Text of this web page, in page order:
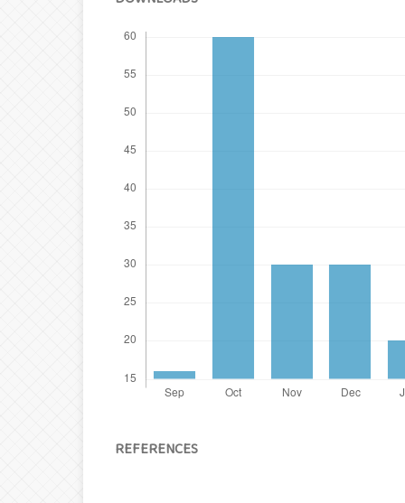
REFERENCES